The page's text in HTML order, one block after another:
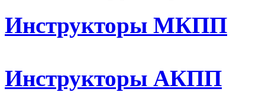
Инструкторы МКПП
Инструкторы АКПП